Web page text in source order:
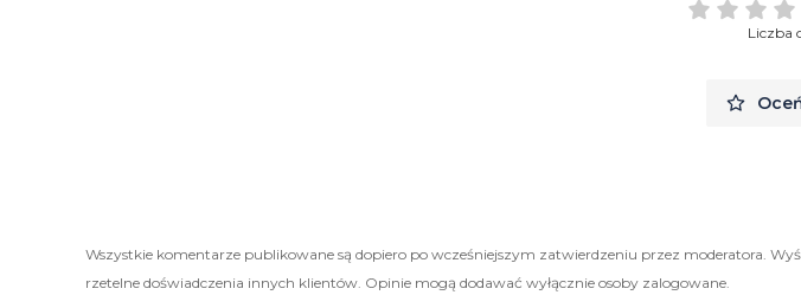
Liczba
Wszystkie komentarze publikowane są dopiero po wcześniejszym zatwierdzeniu przez moderatora.
rzetelne doświadczenia innych klientów. Opinie mogą dodawać wyłącznie osoby zalogowane.